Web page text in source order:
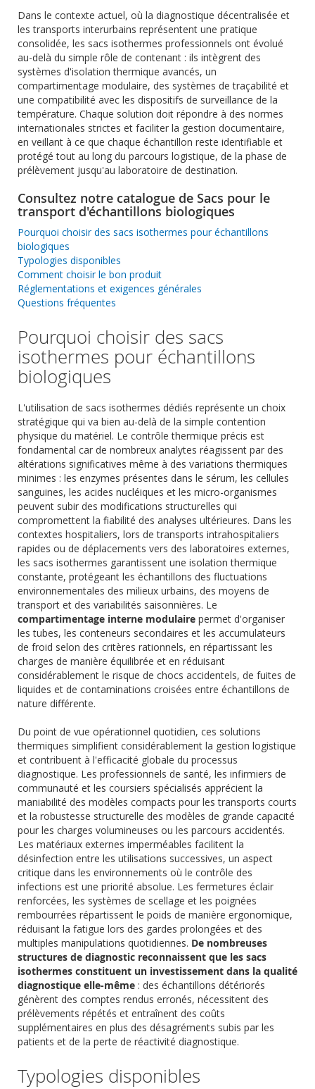
Dans le contexte actuel, où la diagnostique décentralisée et
les transports interurbains représentent une pratique
consolidée, les sacs isothermes professionnels ont évolué
au-delà du simple rôle de contenant : ils intègrent des
systèmes d'isolation thermique avancés, un
compartimentage modulaire, des systèmes de traçabilité et
une compatibilité avec les dispositifs de surveillance de la
température. Chaque solution doit répondre à des normes
internationales strictes et faciliter la gestion documentaire,
en veillant à ce que chaque échantillon reste identifiable et
protégé tout au long du parcours logistique, de la phase de
prélèvement jusqu'au laboratoire de destination.
Consultez notre catalogue de Sacs pour le
transport d'échantillons biologiques
Pourquoi choisir des sacs isothermes pour échantillons
biologiques
Typologies disponibles
Comment choisir le bon produit
Réglementations et exigences générales
Questions fréquentes
Pourquoi choisir des sacs
isothermes pour échantillons
biologiques
L'utilisation de sacs isothermes dédiés représente un choix
stratégique qui va bien au-delà de la simple contention
physique du matériel. Le contrôle thermique précis est
fondamental car de nombreux analytes réagissent par des
altérations significatives même à des variations thermiques
minimes : les enzymes présentes dans le sérum, les cellules
sanguines, les acides nucléiques et les micro-organismes
peuvent subir des modifications structurelles qui
compromettent la fiabilité des analyses ultérieures. Dans les
contextes hospitaliers, lors de transports intrahospitaliers
rapides ou de déplacements vers des laboratoires externes,
les sacs isothermes garantissent une isolation thermique
constante, protégeant les échantillons des fluctuations
environnementales des milieux urbains, des moyens de
transport et des variabilités saisonnières. Le
compartimentage interne modulaire permet d'organiser
les tubes, les conteneurs secondaires et les accumulateurs
de froid selon des critères rationnels, en répartissant les
charges de manière équilibrée et en réduisant
considérablement le risque de chocs accidentels, de fuites de
liquides et de contaminations croisées entre échantillons de
nature différente.
Du point de vue opérationnel quotidien, ces solutions
thermiques simplifient considérablement la gestion logistique
et contribuent à l'efficacité globale du processus
diagnostique. Les professionnels de santé, les infirmiers de
communauté et les coursiers spécialisés apprécient la
maniabilité des modèles compacts pour les transports courts
et la robustesse structurelle des modèles de grande capacité
pour les charges volumineuses ou les parcours accidentés.
Les matériaux externes imperméables facilitent la
désinfection entre les utilisations successives, un aspect
critique dans les environnements où le contrôle des
infections est une priorité absolue. Les fermetures éclair
renforcées, les systèmes de scellage et les poignées
rembourrées répartissent le poids de manière ergonomique,
réduisant la fatigue lors des gardes prolongées et des
multiples manipulations quotidiennes. De nombreuses
structures de diagnostic reconnaissent que les sacs
isothermes constituent un investissement dans la qualité
diagnostique elle-même : des échantillons détériorés
génèrent des comptes rendus erronés, nécessitent des
prélèvements répétés et entraînent des coûts
supplémentaires en plus des désagréments subis par les
patients et de la perte de réactivité diagnostique.
Typologies disponibles